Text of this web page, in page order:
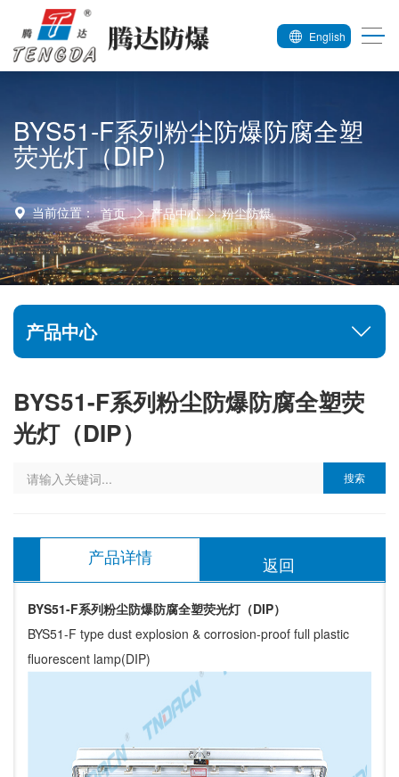
English
BYS51-F系列粉尘防爆防腐全塑
荧光灯（DIP）
当前位置： 首页 产品中心 粉尘防爆
产品中心
BYS51-F系列粉尘防爆防腐全塑荧
光灯（DIP）
搜索
产品详情 返回
BYS51-F系列粉尘防爆防腐全塑荧光灯（DIP）
BYS51-F type dust explosion & corrosion-proof full plastic
fluorescent lamp(DIP)